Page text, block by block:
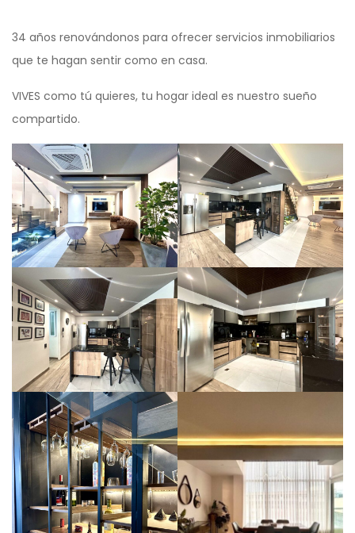
34 años renovándonos para ofrecer servicios inmobiliarios
que te hagan sentir como en casa.
VIVES como tú quieres, tu hogar ideal es nuestro sueño
compartido.